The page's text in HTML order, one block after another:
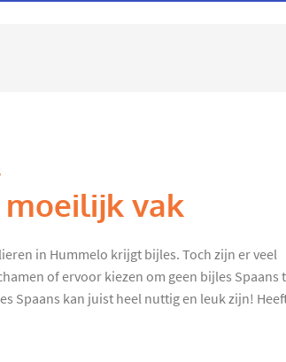
moeilijk vak
in Hummelo krijgt bijles. Toch zijn er veel
of ervoor kiezen om geen bijles Spaans
Spaans kan juist heel nuttig en leuk zijn!